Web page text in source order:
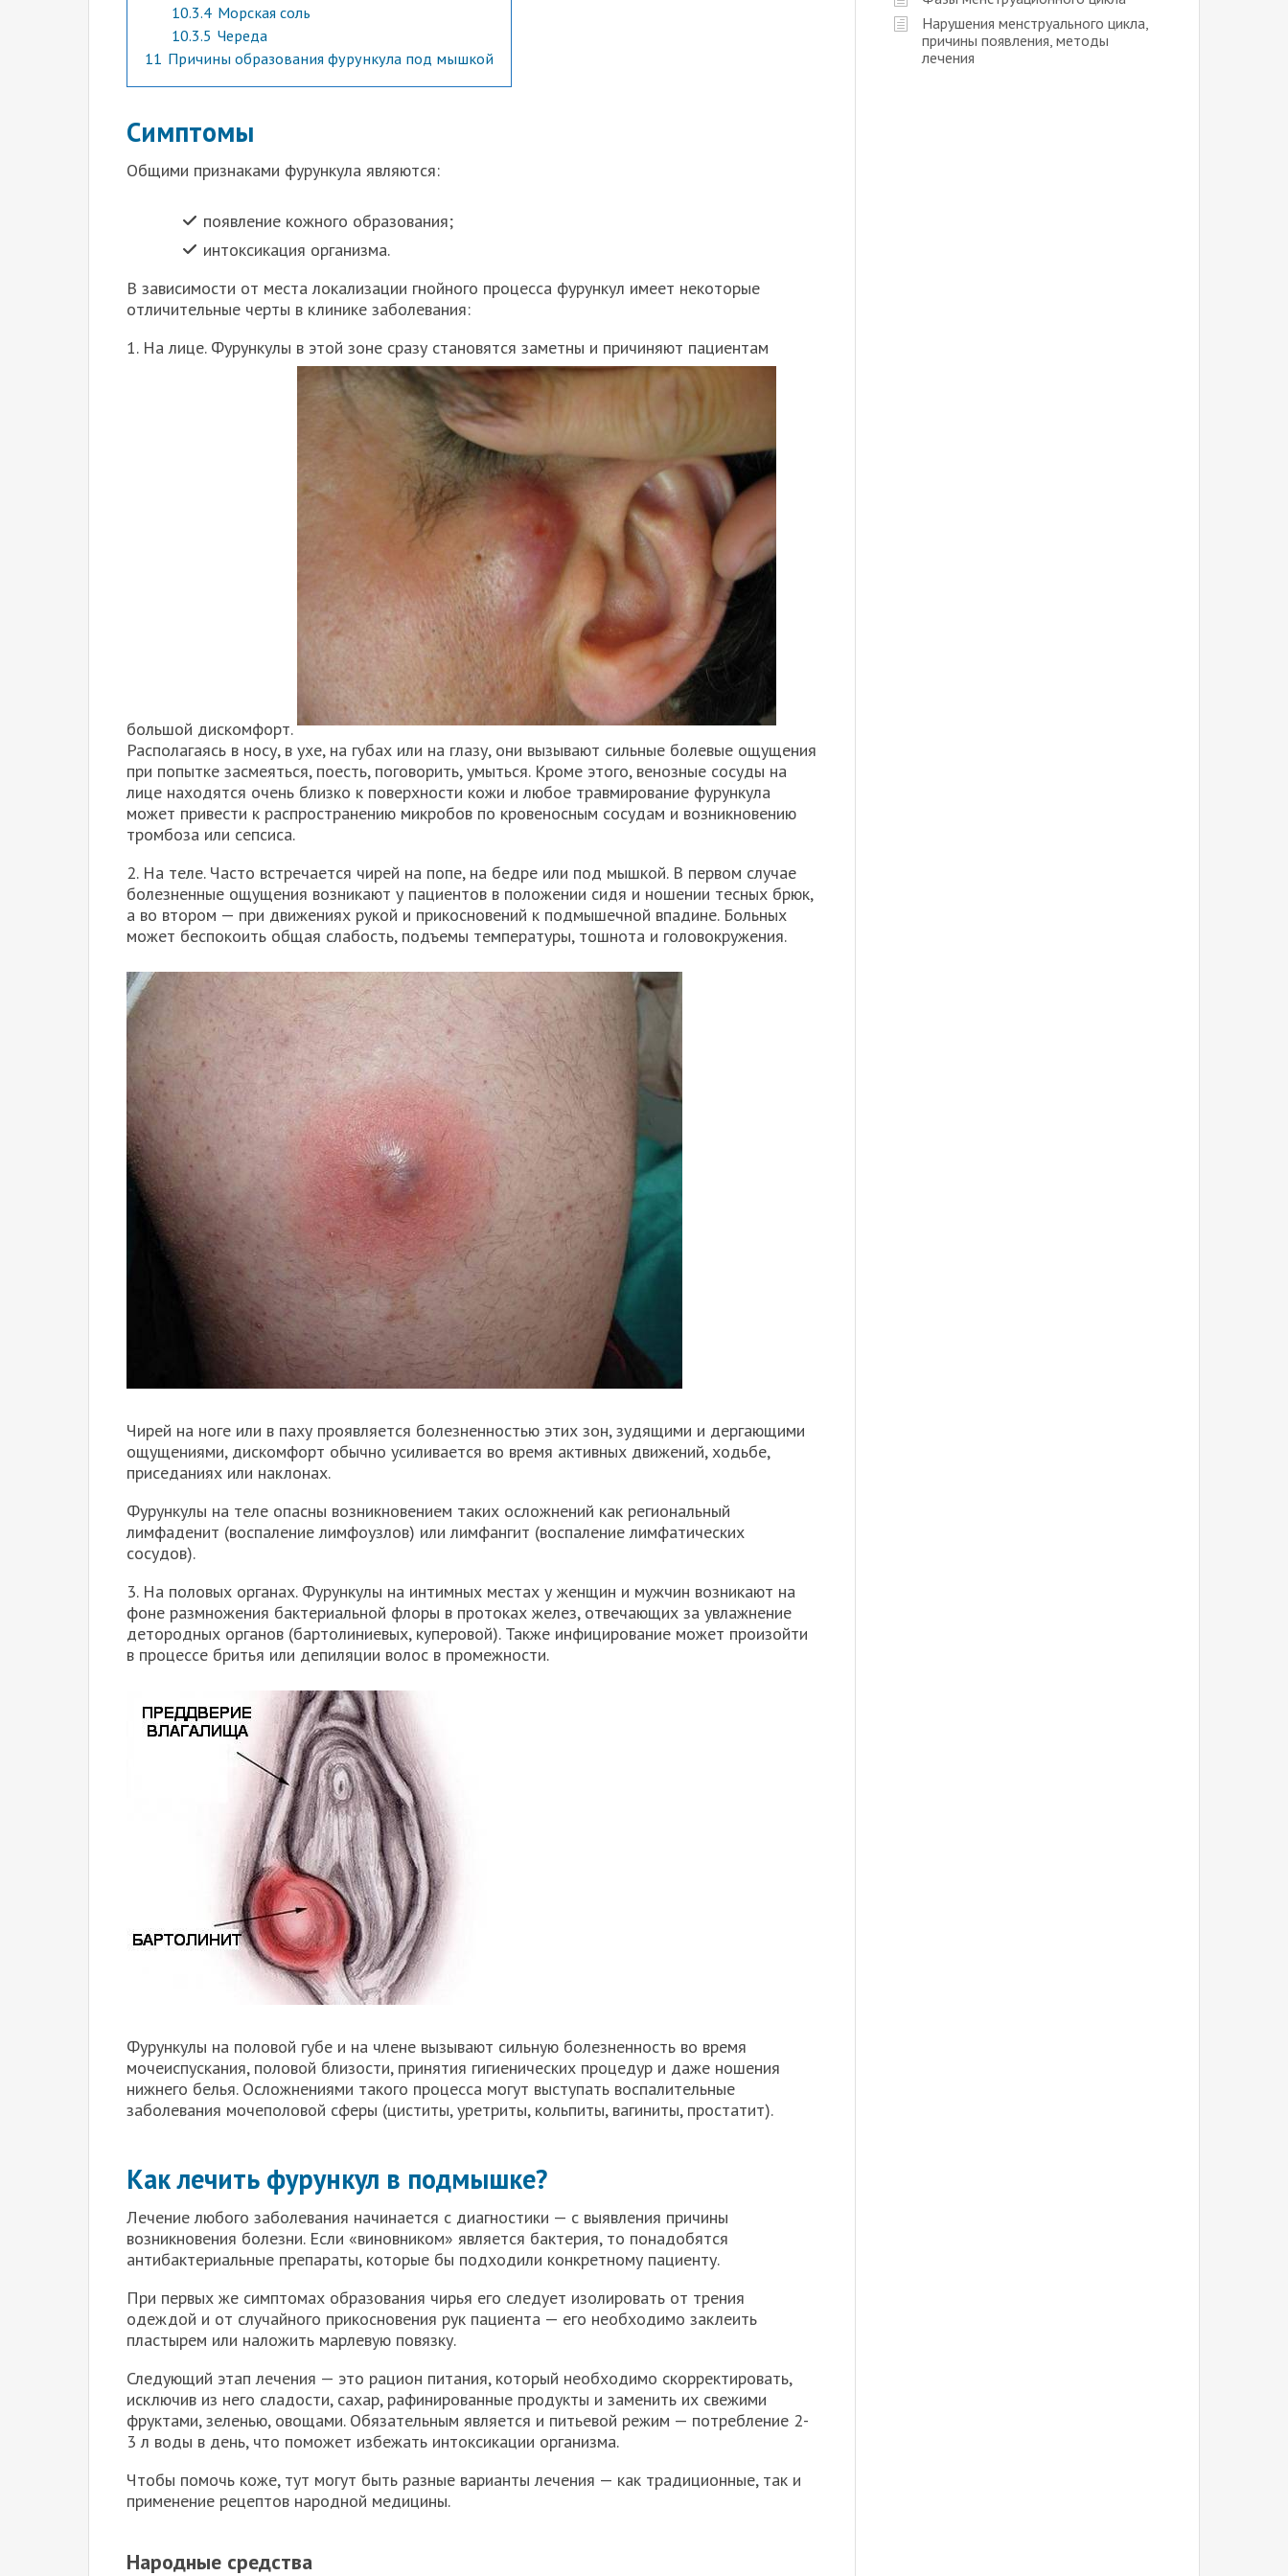
10.3.4 Морская соль
10.3.5 Череда
11 Причины образования фурункула под мышкой
Симптомы
Общими признаками фурункула являются:
появление кожного образования;
интоксикация организма.
В зависимости от места локализации гнойного процесса фурункул имеет некоторые
отличительные черты в клинике заболевания:
1. На лице. Фурункулы в этой зоне сразу становятся заметны и причиняют пациентам
большой дискомфорт.
Располагаясь в носу, в ухе, на губах или на глазу, они вызывают сильные болевые ощущения
при попытке засмеяться, поесть, поговорить, умыться. Кроме этого, венозные сосуды на
лице находятся очень близко к поверхности кожи и любое травмирование фурункула
может привести к распространению микробов по кровеносным сосудам и возникновению
тромбоза или сепсиса.
2. На теле. Часто встречается чирей на попе, на бедре или под мышкой. В первом случае
болезненные ощущения возникают у пациентов в положении сидя и ношении тесных брюк,
а во втором — при движениях рукой и прикосновений к подмышечной впадине. Больных
может беспокоить общая слабость, подъемы температуры, тошнота и головокружения.
Чирей на ноге или в паху проявляется болезненностью этих зон, зудящими и дергающими
ощущениями, дискомфорт обычно усиливается во время активных движений, ходьбе,
приседаниях или наклонах.
Фурункулы на теле опасны возникновением таких осложнений как региональный
лимфаденит (воспаление лимфоузлов) или лимфангит (воспаление лимфатических
сосудов).
3. На половых органах. Фурункулы на интимных местах у женщин и мужчин возникают на
фоне размножения бактериальной флоры в протоках желез, отвечающих за увлажнение
детородных органов (бартолиниевых, куперовой). Также инфицирование может произойти
в процессе бритья или депиляции волос в промежности.
Фурункулы на половой губе и на члене вызывают сильную болезненность во время
мочеиспускания, половой близости, принятия гигиенических процедур и даже ношения
нижнего белья. Осложнениями такого процесса могут выступать воспалительные
заболевания мочеполовой сферы (циститы, уретриты, кольпиты, вагиниты, простатит).
Как лечить фурункул в подмышке?
Лечение любого заболевания начинается с диагностики — с выявления причины
возникновения болезни. Если «виновником» является бактерия, то понадобятся
антибактериальные препараты, которые бы подходили конкретному пациенту.
При первых же симптомах образования чирья его следует изолировать от трения
одеждой и от случайного прикосновения рук пациента — его необходимо заклеить
пластырем или наложить марлевую повязку.
Следующий этап лечения — это рацион питания, который необходимо скорректировать,
исключив из него сладости, сахар, рафинированные продукты и заменить их свежими
фруктами, зеленью, овощами. Обязательным является и питьевой режим — потребление 2-
3 л воды в день, что поможет избежать интоксикации организма.
Чтобы помочь коже, тут могут быть разные варианты лечения — как традиционные, так и
применение рецептов народной медицины.
Народные средства
Нарушения менструального цикла,
причины появления, методы
лечения